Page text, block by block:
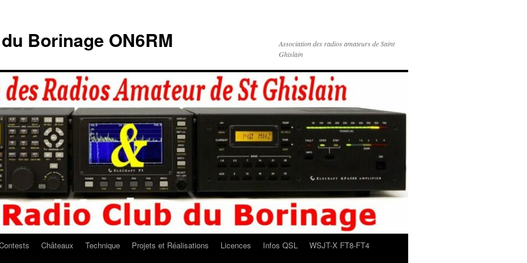
Borinage ON6RM
Association des radios amateurs de Saint
Ghislain
Châteaux Technique Projets et Réalisations Licences Infos QSL
WSJT-X FT8-FT4